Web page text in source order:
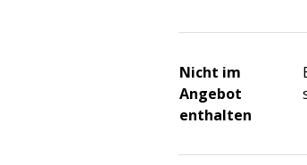
Nicht im
Angebot
enthalten